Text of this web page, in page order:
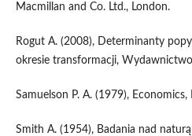
Macmillan and Co. Ltd., London.
Rogut A. (2008), Determinanty
okresie transformacji,
Samuelson P. A. (1979),
Smith A. (1954), Badania nad